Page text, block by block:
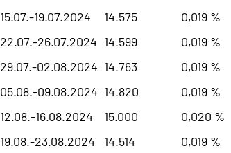
15.07.-19.07.2024
14.575 0,019 %
22.07.-26.07.2024 14.599 0,019 %
29.07.-02.08.2024 14.763 0,019 %
05.08.-09.08.2024 14.820 0,019 %
12.08.-16.08.2024
15.000 0,020 %
19.08.-23.08.2024
14.514 0,019 %